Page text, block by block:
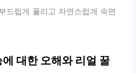
드럽게 풀리고 자연스럽게 숙면
대한 오해와 리얼 꿀